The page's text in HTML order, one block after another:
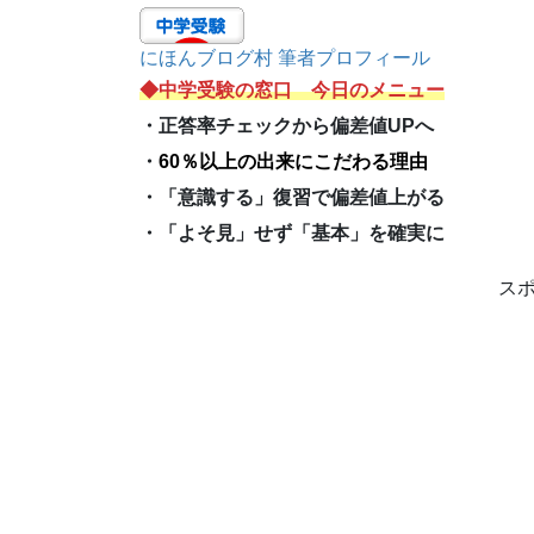
にほんブログ村 筆者プロフィール
◆中学受験の窓口 今日のメニュー
・正答率チェックから偏差値UPへ
・ 60％以上の出来にこだわる理由
・
「意識する」復習で偏差値上がる
・「よそ見」せず「基本」を確実に
ス